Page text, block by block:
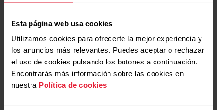
Esta página web usa cookies
Utilizamos cookies para ofrecerte la mejor experiencia y
los anuncios más relevantes. Puedes aceptar o rechazar
el uso de cookies pulsando los botones a continuación.
Encontrarás más información sobre las cookies en
nuestra Política de cookies.